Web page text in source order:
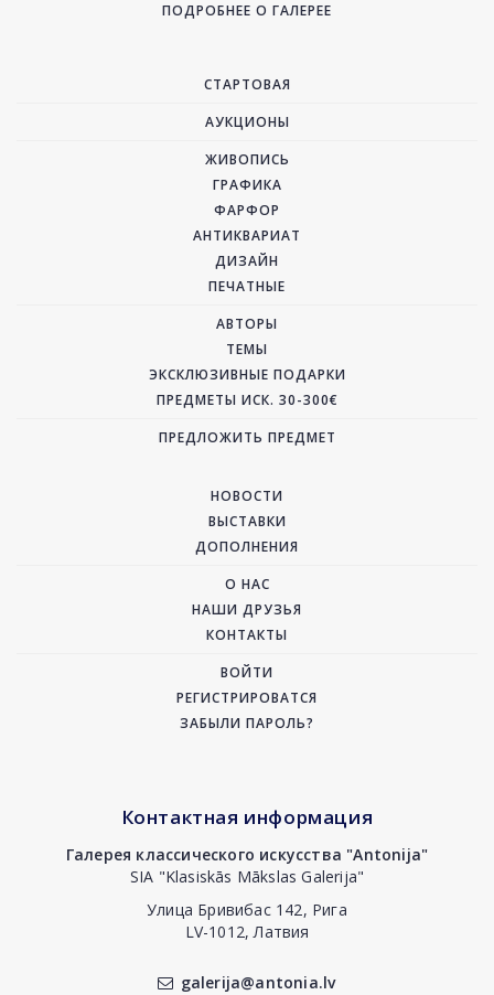
ПОДРОБНЕЕ О ГАЛЕРЕЕ
СТАРТОВАЯ
АУКЦИОНЫ
ЖИВОПИСЬ
ГРАФИКА
ФАРФОР
АНТИКВАРИАТ
ДИЗАЙН
ПЕЧАТНЫЕ
АВТОРЫ
ТЕМЫ
ЭКСКЛЮЗИВНЫЕ ПОДАРКИ
ПРЕДМЕТЫ ИСК. 30-300€
ПРЕДЛОЖИТЬ ПРЕДМЕТ
НОВОСТИ
ВЫСТАВКИ
ДОПОЛНЕНИЯ
О НАС
НАШИ ДРУЗЬЯ
КОНТАКТЫ
ВОЙТИ
РЕГИСТРИРОВАТСЯ
ЗАБЫЛИ ПАРОЛЬ?
Контактная информация
Галерея классического искусства "Antonija"
SIA "Klasiskās Mākslas Galerija"
Улица Бривибас 142, Рига
LV-1012, Латвия
galerija@antonia.lv